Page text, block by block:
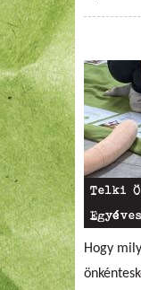
Telki
Hogy